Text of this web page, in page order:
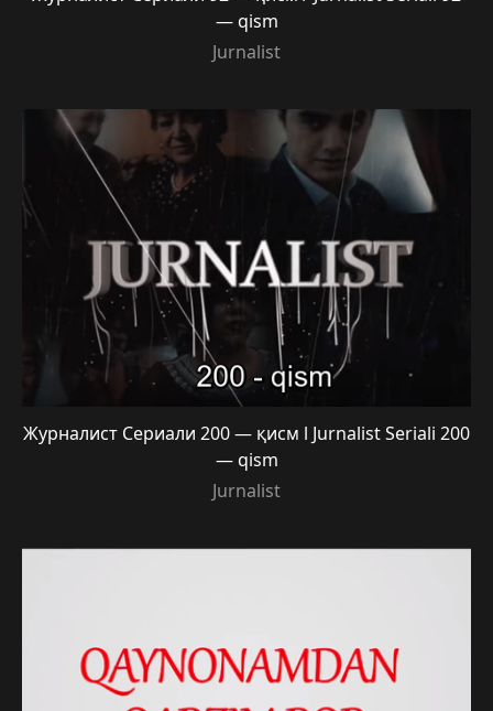
— qism
Jurnalist
Журналист Сериали 200 — қисм l Jurnalist Seriali 200
— qism
Jurnalist